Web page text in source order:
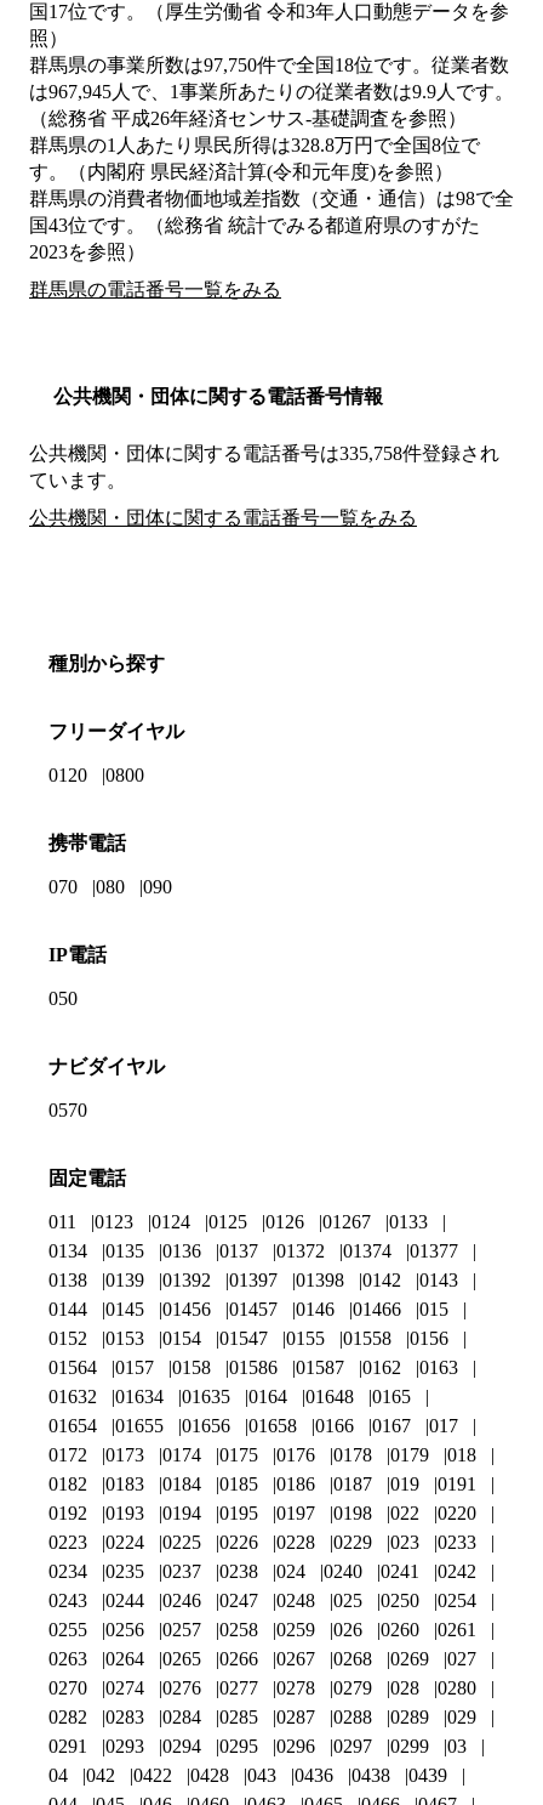
国17位です。（厚生労働省 令和3年人口動態データを参
照）
群馬県の事業所数は97,750件で全国18位です。従業者数
は967,945人で、1事業所あたりの従業者数は9.9人です。
（総務省 平成26年経済センサス‐基礎調査を参照）
群馬県の1人あたり県民所得は328.8万円で全国8位で
す。（内閣府 県民経済計算(令和元年度)を参照）
群馬県の消費者物価地域差指数（交通・通信）は98で全
国43位です。（総務省 統計でみる都道府県のすがた
2023を参照）
群馬県の電話番号一覧をみる
公共機関・団体に関する電話番号情報
公共機関・団体に関する電話番号は335,758件登録され
ています。
公共機関・団体に関する電話番号一覧をみる
種別から探す
フリーダイヤル
0120 0800
携帯電話
070 080 090
IP電話
050
ナビダイヤル
0570
固定電話
011 0123 0124 0125 0126 01267
0133
0134
0135 0136 0137 01372 01374
01377
0138
0139 01392 01397 01398 0142
0143
0144
0145 01456 01457 0146 01466
015
0152
0153 0154 01547 0155 01558
0156
01564
0157 0158 01586 01587 0162
0163
01632
01634 01635 0164 01648
0165
01654
01655 01656 01658 0166 0167
017
0172
0173 0174 0175 0176 0178 0179
018
0182
0183 0184 0185 0186 0187 019
0191
0192
0193 0194 0195 0197 0198 022
0220
0223
0224 0225 0226 0228 0229 023
0233
0234
0235 0237 0238 024 0240 0241
0242
0243
0244 0246 0247 0248 025 0250
0254
0255
0256 0257 0258 0259 026 0260
0261
0263
0264 0265 0266 0267 0268 0269
027
0270
0274 0276 0277 0278 0279 028
0280
0282
0283 0284 0285 0287 0288 0289
029
0291
0293 0294 0295 0296 0297 0299
03
04
042 0422 0428 043 0436 0438
0439